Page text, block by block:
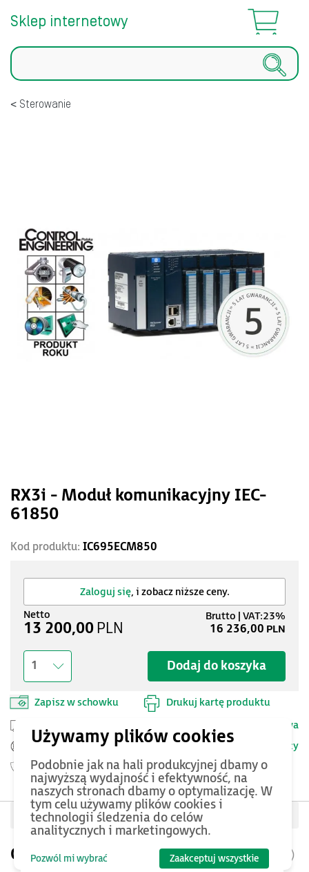
Sklep internetowy
Szukaj
Sterowanie
RX3i - Moduł komunikacyjny IEC-
61850
Kod produktu: IC695ECM850
Zaloguj się, i zobacz niższe ceny.
Dodaj do koszyka
1
Zapisz w schowku Drukuj kartę produktu
13 200,00 PLN 16 236,00 PLN
Dostawa
Pomoc Techniczna ASTOR
Szczegóły
Gwarancja 60 miesięcy
Oceń produkt
Opis produktu
Podobnie jak na hali produkcyjnej dbamy o
najwyższą wydajność i efektywność, na
naszych stronach dbamy o optymalizację. W
tym celu używamy plików cookies i
technologii śledzenia do celów
analitycznych i marketingowych.
Pozwól mi wybrać Zaakceptuj wszystkie